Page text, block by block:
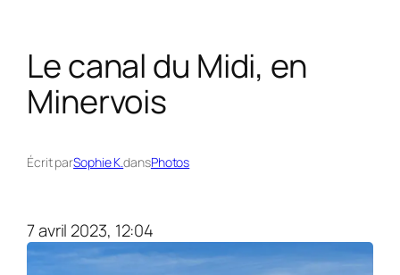
Le canal du Midi, en
Minervois
Écrit parSophie K.dansPhotos
7 avril 2023, 12:04